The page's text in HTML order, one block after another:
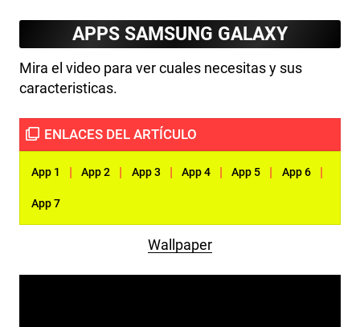
APPS SAMSUNG GALAXY
Mira el video para ver cuales necesitas y sus
caracteristicas.
App 1 | App 2 | App 3 | App 4 | App 5 | App 6 |
App 7
Wallpaper